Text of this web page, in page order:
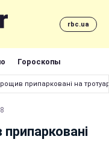
rbc.ua
Гороскопы
припарковані на